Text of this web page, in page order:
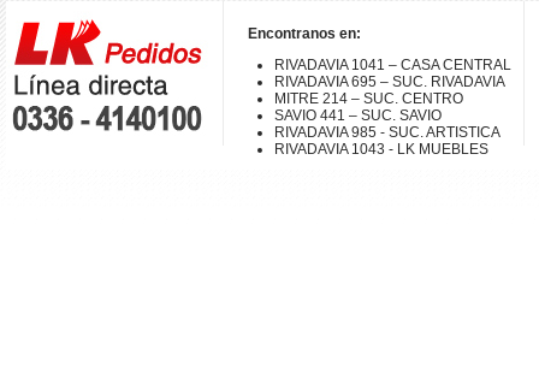
Encontranos en:
RIVADAVIA 1041 – CASA CENTRAL
RIVADAVIA 695 – SUC. RIVADAVIA
MITRE 214 – SUC. CENTRO
SAVIO 441 – SUC. SAVIO
RIVADAVIA 985 - SUC. ARTISTICA
RIVADAVIA 1043 - LK MUEBLES